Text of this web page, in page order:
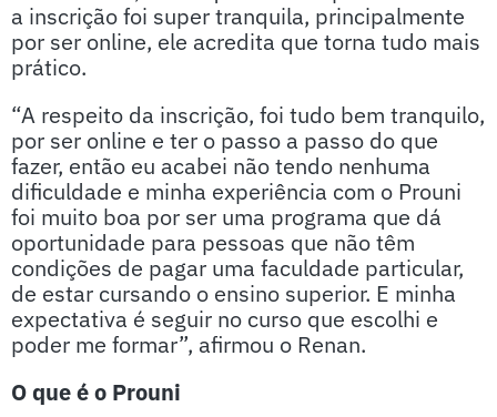
a inscrição foi super tranquila, principalmente
por ser online, ele acredita que torna tudo mais
prático.
“A respeito da inscrição, foi tudo bem tranquilo,
por ser online e ter o passo a passo do que
fazer, então eu acabei não tendo nenhuma
dificuldade e minha experiência com o Prouni
foi muito boa por ser uma programa que dá
oportunidade para pessoas que não têm
condições de pagar uma faculdade particular,
de estar cursando o ensino superior. E minha
expectativa é seguir no curso que escolhi e
poder me formar”, afirmou o Renan.
O que é o Prouni